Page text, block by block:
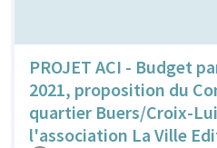
PROJET ACI - Budget
2021, proposition du
quartier Buers/Croix-
l'association La Ville